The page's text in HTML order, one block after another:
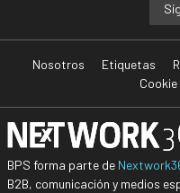
Nosotros Etiquetas
Cookie
BPS forma parte de
B2B, comunicación y medios